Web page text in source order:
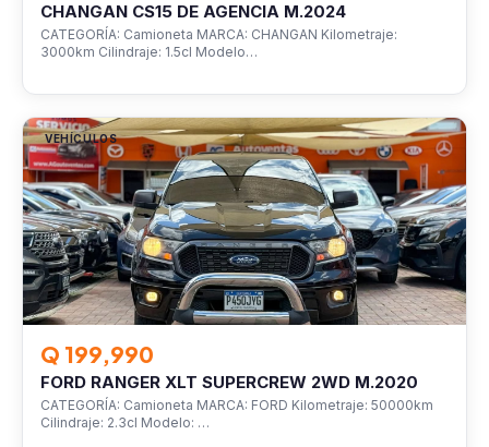
CHANGAN CS15 DE AGENCIA M.2024
CATEGORÍA: Camioneta MARCA: CHANGAN Kilometraje:
3000km Cilindraje: 1.5cl Modelo…
VEHÍCULOS
Q 199,990
FORD RANGER XLT SUPERCREW 2WD M.2020
CATEGORÍA: Camioneta MARCA: FORD Kilometraje: 50000km
Cilindraje: 2.3cl Modelo: …